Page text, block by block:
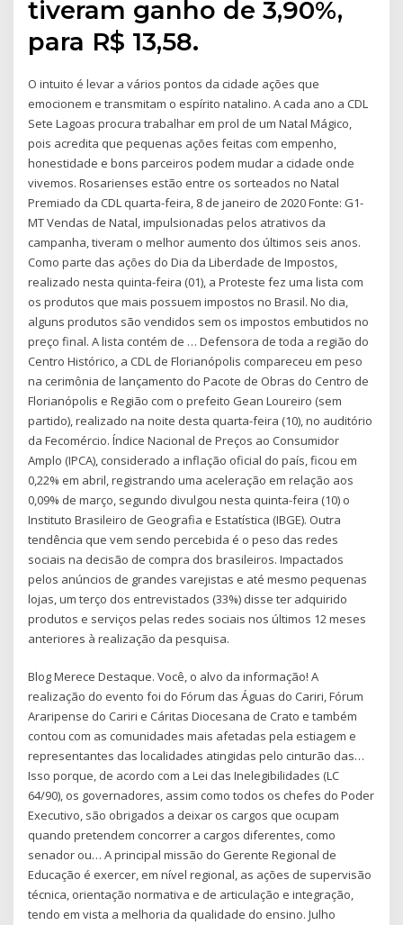
tiveram ganho de 3,90%,
para R$ 13,58.
O intuito é levar a vários pontos da cidade ações que
emocionem e transmitam o espírito natalino. A cada ano a CDL
Sete Lagoas procura trabalhar em prol de um Natal Mágico,
pois acredita que pequenas ações feitas com empenho,
honestidade e bons parceiros podem mudar a cidade onde
vivemos. Rosarienses estão entre os sorteados no Natal
Premiado da CDL quarta-feira, 8 de janeiro de 2020 Fonte: G1-
MT Vendas de Natal, impulsionadas pelos atrativos da
campanha, tiveram o melhor aumento dos últimos seis anos.
Como parte das ações do Dia da Liberdade de Impostos,
realizado nesta quinta-feira (01), a Proteste fez uma lista com
os produtos que mais possuem impostos no Brasil. No dia,
alguns produtos são vendidos sem os impostos embutidos no
preço final. A lista contém de … Defensora de toda a região do
Centro Histórico, a CDL de Florianópolis compareceu em peso
na cerimônia de lançamento do Pacote de Obras do Centro de
Florianópolis e Região com o prefeito Gean Loureiro (sem
partido), realizado na noite desta quarta-feira (10), no auditório
da Fecomércio. Índice Nacional de Preços ao Consumidor
Amplo (IPCA), considerado a inflação oficial do país, ficou em
0,22% em abril, registrando uma aceleração em relação aos
0,09% de março, segundo divulgou nesta quinta-feira (10) o
Instituto Brasileiro de Geografia e Estatística (IBGE). Outra
tendência que vem sendo percebida é o peso das redes
sociais na decisão de compra dos brasileiros. Impactados
pelos anúncios de grandes varejistas e até mesmo pequenas
lojas, um terço dos entrevistados (33%) disse ter adquirido
produtos e serviços pelas redes sociais nos últimos 12 meses
anteriores à realização da pesquisa.
Blog Merece Destaque. Você, o alvo da informação! A
realização do evento foi do Fórum das Águas do Cariri, Fórum
Araripense do Cariri e Cáritas Diocesana de Crato e também
contou com as comunidades mais afetadas pela estiagem e
representantes das localidades atingidas pelo cinturão das…
Isso porque, de acordo com a Lei das Inelegibilidades (LC
64/90), os governadores, assim como todos os chefes do Poder
Executivo, são obrigados a deixar os cargos que ocupam
quando pretendem concorrer a cargos diferentes, como
senador ou… A principal missão do Gerente Regional de
Educação é exercer, em nível regional, as ações de supervisão
técnica, orientação normativa e de articulação e integração,
tendo em vista a melhoria da qualidade do ensino. Julho